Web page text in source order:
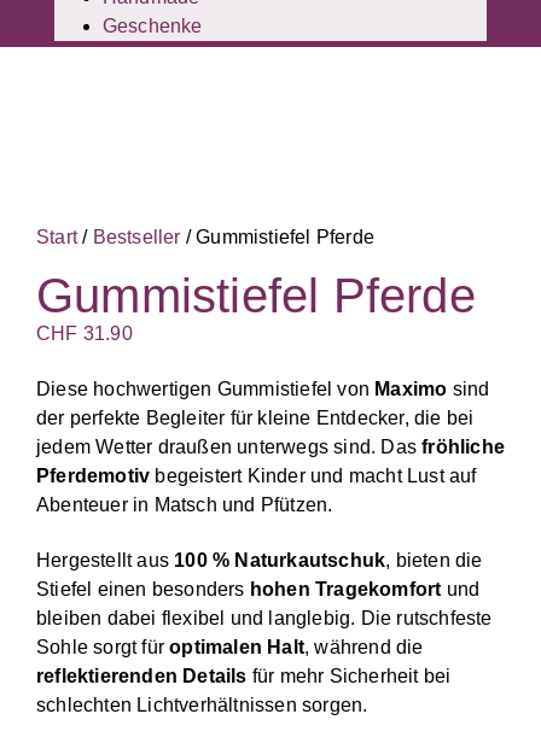
Geschenke
Start/ Bestseller / Gummistiefel Pferde
Gummistiefel Pferde
CHF 31.90
Diese hochwertigen Gummistiefel von Maximo sind
der perfekte Begleiter für kleine Entdecker, die bei
jedem Wetter draußen unterwegs sind. Dasfröhliche
Pferdemotiv begeistert Kinder und macht Lust auf
Abenteuer in Matsch und Pfützen.
Hergestellt aus 100 % Naturkautschuk, bieten die
Stiefel einen besonders hohen Tragekomfortund
bleiben dabei flexibel und langlebig. Die rutschfeste
Sohle sorgt füroptimalen Halt, während die
reflektierenden Details für mehr Sicherheit bei
schlechten Lichtverhältnissen sorgen.